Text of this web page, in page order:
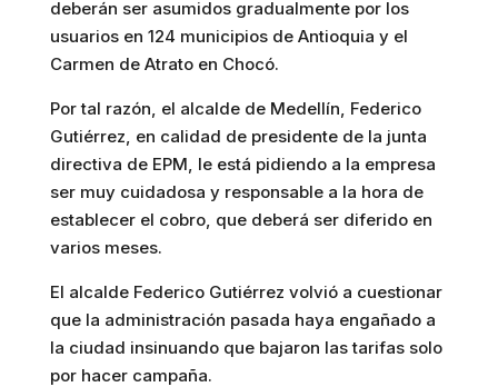
deberán ser asumidos gradualmente por los
usuarios en 124 municipios de Antioquia y el
Carmen de Atrato en Chocó.
Por tal razón, el alcalde de Medellín, Federico
Gutiérrez, en calidad de presidente de la junta
directiva de EPM, le está pidiendo a la empresa
ser muy cuidadosa y responsable a la hora de
establecer el cobro, que deberá ser diferido en
varios meses.
El alcalde Federico Gutiérrez volvió a cuestionar
que la administración pasada haya engañado a
la ciudad insinuando que bajaron las tarifas solo
por hacer campaña.